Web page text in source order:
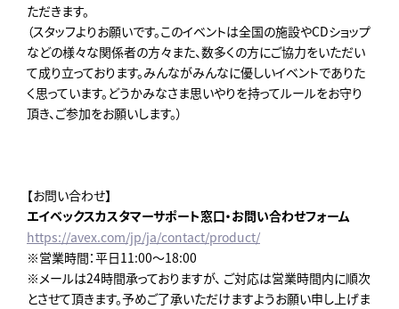
ただきます。
（スタッフよりお願いです。このイベントは全国の施設やCDショップ
などの様々な関係者の方々また、数多くの方にご協力をいただい
て成り立っております。みんながみんなに優しいイベントでありた
く思っています。どうかみなさま思いやりを持ってルールをお守り
頂き、ご参加をお願いします。）
【お問い合わせ】
エイベックスカスタマーサポート窓口・お問い合わせフォーム
https://avex.com/jp/ja/contact/product/
※営業時間：平日11:00～18:00
※メールは24時間承っておりますが、 ご対応は営業時間内に順次
とさせて頂きます。予めご了承いただけますようお願い申し上げま